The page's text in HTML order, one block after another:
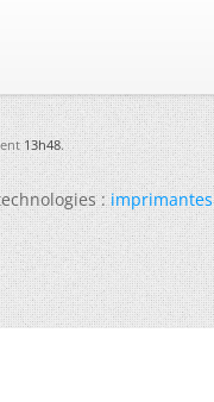
13h48.
: